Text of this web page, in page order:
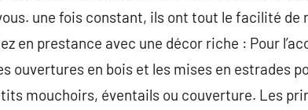
une fois constant, ils ont tout le facilité de
en prestance avec une décor riche : Pour
ouvertures en bois et les mises en estrades
mouchoirs, éventails ou couverture. Les